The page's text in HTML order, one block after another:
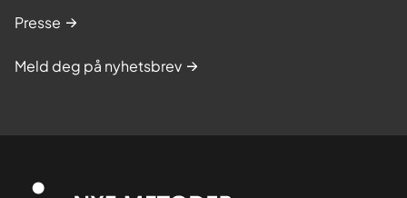
Presse
Meld deg på nyhetsbrev